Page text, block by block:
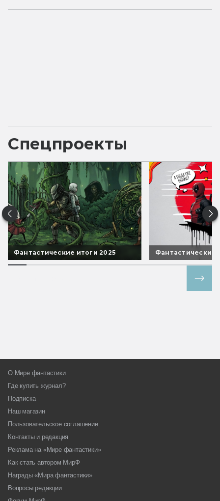
Спецпроекты
Фантастические итоги 2025 Фантастические
О Мире фантастики
Где купить журнал?
Подписка
Наш магазин
Пользовательское соглашение
Контакты и редакция
Реклама на «Мире фантастики»
Как стать автором МирФ
Награды «Мира фантастики»
Вопросы редакции